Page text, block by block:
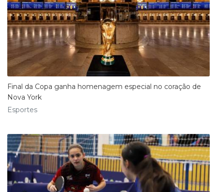
Final da Copa ganha homenagem especial no coração de
Nova York
Esportes